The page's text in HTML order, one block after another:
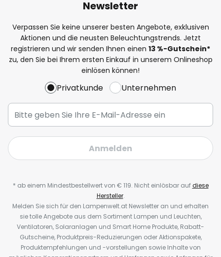
Newsletter
Verpassen Sie keine unserer besten Angebote, exklusiven
Aktionen und die neusten Beleuchtungstrends. Jetzt
registrieren und wir senden Ihnen einen 13 %-Gutschein*
zu, den Sie bei Ihrem ersten Einkauf in unserem Onlineshop
einlösen können!
Privatkunde Unternehmen
Anmelden
* ab einem Mindestbestellwert von € 119. Nicht einlösbar aufdiese
Hersteller.
Melden Sie sich für den Lampenwelt.at Newsletter an und erhalten
sie tolle Angebote aus dem Sortiment Lampen und Leuchten,
Ventilatoren, Solaranlagen und Smart Home Produkte, Rabatt-
Gutscheine, Produktpreis-Reduzierungen oder Aktionspakete,
Produktempfehlungen und -vorstellungen sowie Inhalte von